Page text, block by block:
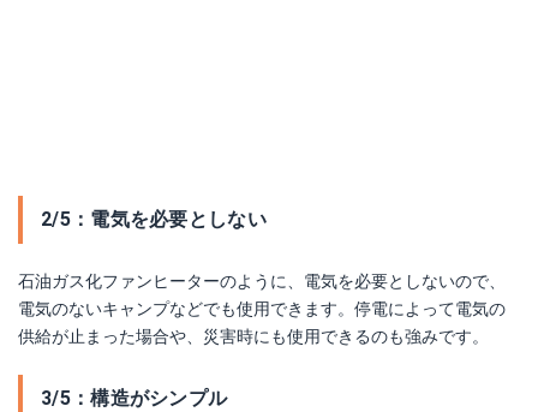
2/5：電気を必要としない
石油ガス化ファンヒーターのように、電気を必要としないので、
電気のないキャンプなどでも使用できます。停電によって電気の
供給が止まった場合や、災害時にも使用できるのも強みです。
3/5：構造がシンプル